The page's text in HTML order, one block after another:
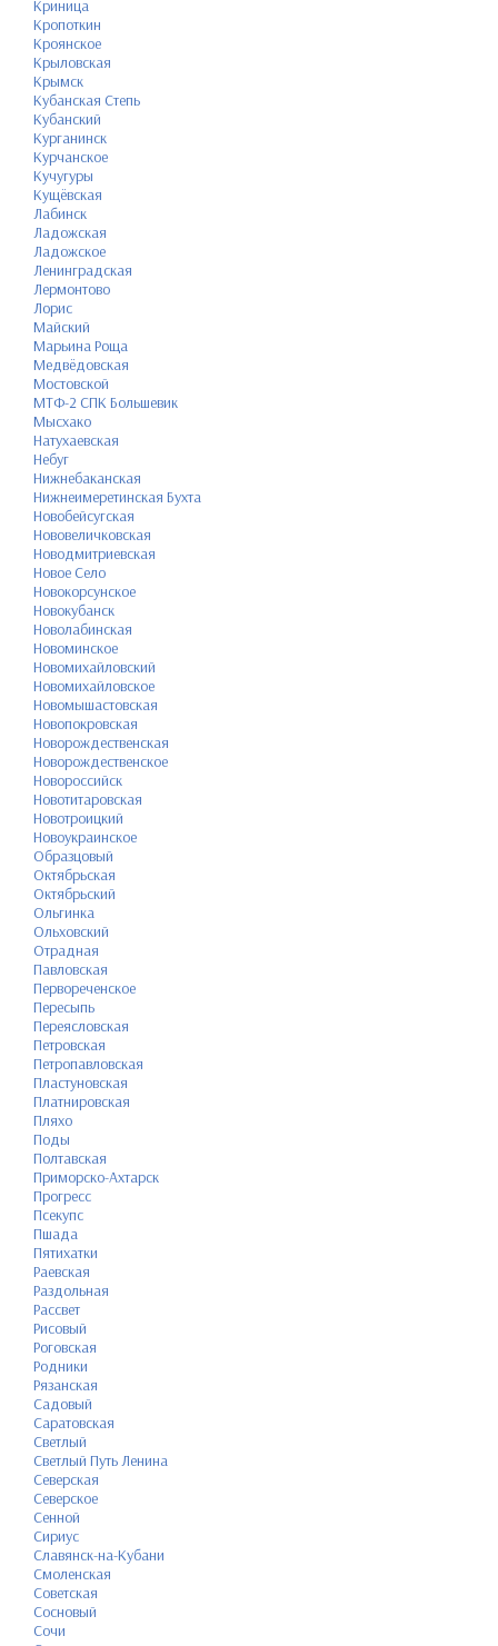
Криница
Кропоткин
Кроянское
Крыловская
Крымск
Кубанская Степь
Кубанский
Курганинск
Курчанское
Кучугуры
Кущёвская
Лабинск
Ладожская
Ладожское
Ленинградская
Лермонтово
Лорис
Майский
Марьина Роща
Медвёдовская
Мостовской
МТФ-2 СПК Большевик
Мысхако
Натухаевская
Небуг
Нижнебаканская
Нижнеимеретинская Бухта
Новобейсугская
Нововеличковская
Новодмитриевская
Новое Село
Новокорсунское
Новокубанск
Новолабинская
Новоминское
Новомихайловский
Новомихайловское
Новомышастовская
Новопокровская
Новорождественская
Новорождественское
Новороссийск
Новотитаровская
Новотроицкий
Новоукраинское
Образцовый
Октябрьская
Октябрьский
Ольгинка
Ольховский
Отрадная
Павловская
Первореченское
Пересыпь
Переясловская
Петровская
Петропавловская
Пластуновская
Платнировская
Пляхо
Поды
Полтавская
Приморско-Ахтарск
Прогресс
Псекупс
Пшада
Пятихатки
Раевская
Раздольная
Рассвет
Рисовый
Роговская
Родники
Рязанская
Садовый
Саратовская
Светлый
Светлый Путь Ленина
Северская
Северское
Сенной
Сириус
Славянск-на-Кубани
Смоленская
Советская
Сосновый
Сочи